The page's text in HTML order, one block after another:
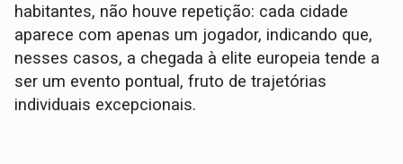
habitantes, não houve repetição: cada cidade
aparece com apenas um jogador, indicando que,
nesses casos, a chegada à elite europeia tende a
ser um evento pontual, fruto de trajetórias
individuais excepcionais.